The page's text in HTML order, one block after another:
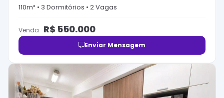
110m² • 3 Dormitórios • 2Vagas
Venda R$ 550.000
Enviar Mensagem